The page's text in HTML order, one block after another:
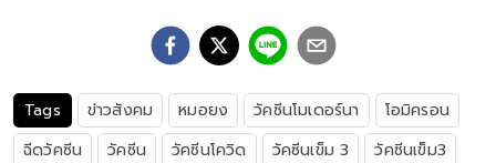
Tags ข่าวสังคม หมอยง วัคซีนโมเดอร์นา
โอมิครอน
ฉีดวัคซีน
วัคซีน วัคซีนโควิด วัคซีนเข็ม 3
วัคซีนเข็ม3